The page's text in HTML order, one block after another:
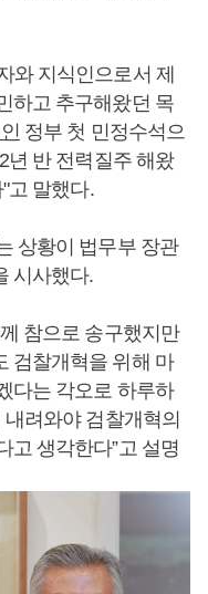
와 지식인으로서 제
하고 추구해왔던 목
정부 첫 민정수석으
년 반 전력질주 해왔
고 말했다.
상황이 법무부 장관
시사했다.
참으로 송구했지만
검찰개혁을 위해 마
다는 각오로 하루하
려와야 검찰개혁의
고 생각한다”고 설명